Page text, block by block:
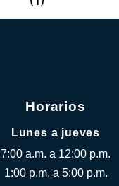
Horarios
Lunes a jueves
7:00 a.m. a 12:00 p.m.
1:00 p.m. a 5:00 p.m.